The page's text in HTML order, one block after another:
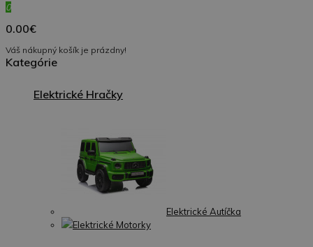
0
0.00€
Váš nákupný košík je prázdny!
Kategórie
Elektrické Hračky
Elektrické Autíčka
Elektrické Motorky